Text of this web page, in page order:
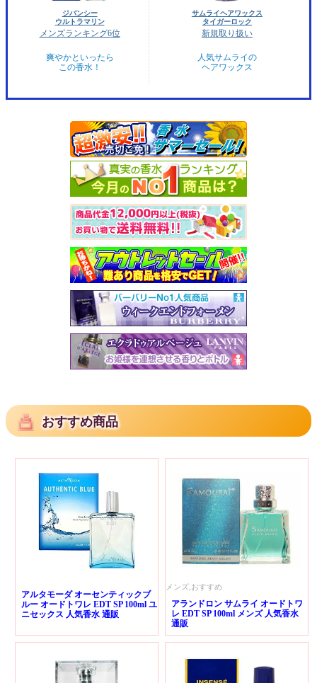
ジバンシー
ウルトラマリン
メンズランキング6位
爽やかといったら
この香水！
サムライヘアワックス
タイガーロック
新規取り扱い
人気サムライの
ヘアワックス
おすすめ商品
アルタモーダ オーセンティックブ
ルー オードトワレ EDT SP 100ml ユ
ニセックス 人気香水 通販
メンズ,おすすめ
アランドロン サムライ オードトワ
レ EDT SP 100ml メンズ 人気香水
通販